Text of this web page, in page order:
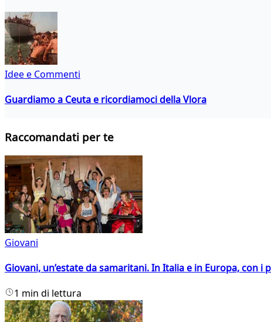
Idee e Commenti
Guardiamo a Ceuta e ricordiamoci della Vlora
Raccomandati per te
Giovani
Giovani, un’estate da samaritani. In Italia e in Europa, con
1 min di lettura